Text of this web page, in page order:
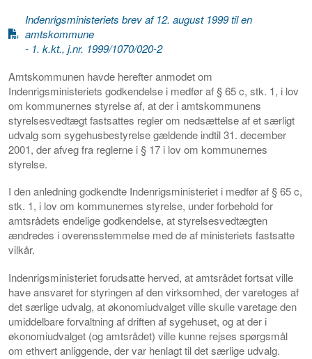
Indenrigsministeriets brev af 12. august 1999 til en
amtskommune
- 1. k.kt., j.nr. 1999/1070/020-2
Amtskommunen havde herefter anmodet om
Indenrigsministeriets godkendelse i medfør af § 65 c, stk. 1, i lov
om kommunernes styrelse af, at der i amtskommunens
styrelsesvedtægt fastsattes regler om nedsættelse af et særligt
udvalg som sygehusbestyrelse gældende indtil 31. december
2001, der afveg fra reglerne i § 17 i lov om kommunernes
styrelse.
I den anledning godkendte Indenrigsministeriet i medfør af § 65 c,
stk. 1, i lov om kommunernes styrelse, under forbehold for
amtsrådets endelige godkendelse, at styrelsesvedtægten
ændredes i overensstemmelse med de af ministeriets fastsatte
vilkår.
Indenrigsministeriet forudsatte herved, at amtsrådet fortsat ville
have ansvaret for styringen af den virksomhed, der varetoges af
det særlige udvalg, at økonomiudvalget ville skulle varetage den
umiddelbare forvaltning af driften af sygehuset, og at der i
økonomiudvalget (og amtsrådet) ville kunne rejses spørgsmål
om ethvert anliggende, der var henlagt til det særlige udvalg.